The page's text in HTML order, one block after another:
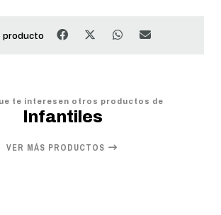
producto
te interesen otros productos de
Infantiles
VER MÁS PRODUCTOS